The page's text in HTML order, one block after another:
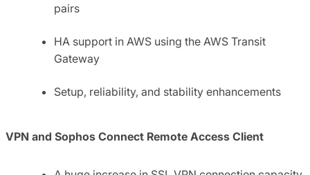
pairs
HA support in AWS using the AWS Transit
Gateway
Setup, reliability, and stability enhancements
VPN and Sophos Connect Remote Access Client